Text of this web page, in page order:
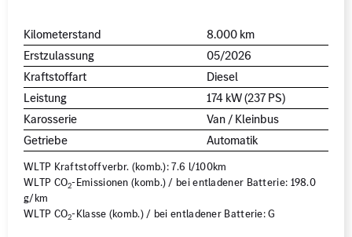
Kilometerstand
8.000 km
Erstzulassung
05/2026
Kraftstoffart
Diesel
Leistung
174 kW (237 PS)
Karosserie
Van / Kleinbus
Getriebe
Automatik
WLTP Kraftstoffverbr. (komb.): 7.6 l/100km
WLTP CO2-Emissionen (komb.) / bei entladener Batterie: 198.0
g/km
WLTP CO2-Klasse (komb.) / bei entladener Batterie: G